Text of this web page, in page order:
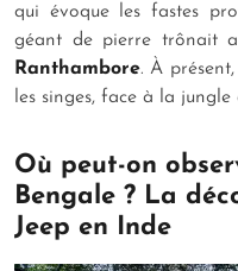
qui évoque les fastes
géant de pierre trônait
Ranthambore. À
les singes, face à la jungle
Où peut-on
Bengale ? La
Jeep en Inde